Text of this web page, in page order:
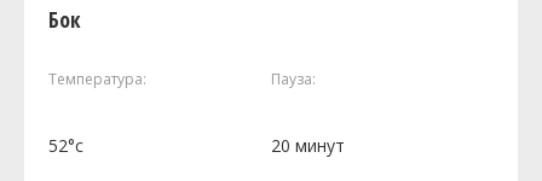
Бок
Температура: Пауза:
52°c 20 минут